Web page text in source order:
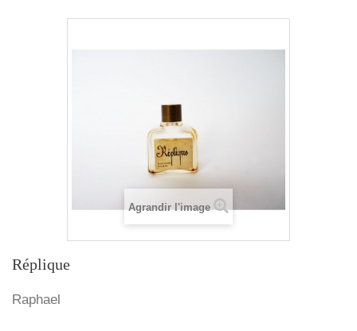
Agrandir l'image
Réplique
Raphael